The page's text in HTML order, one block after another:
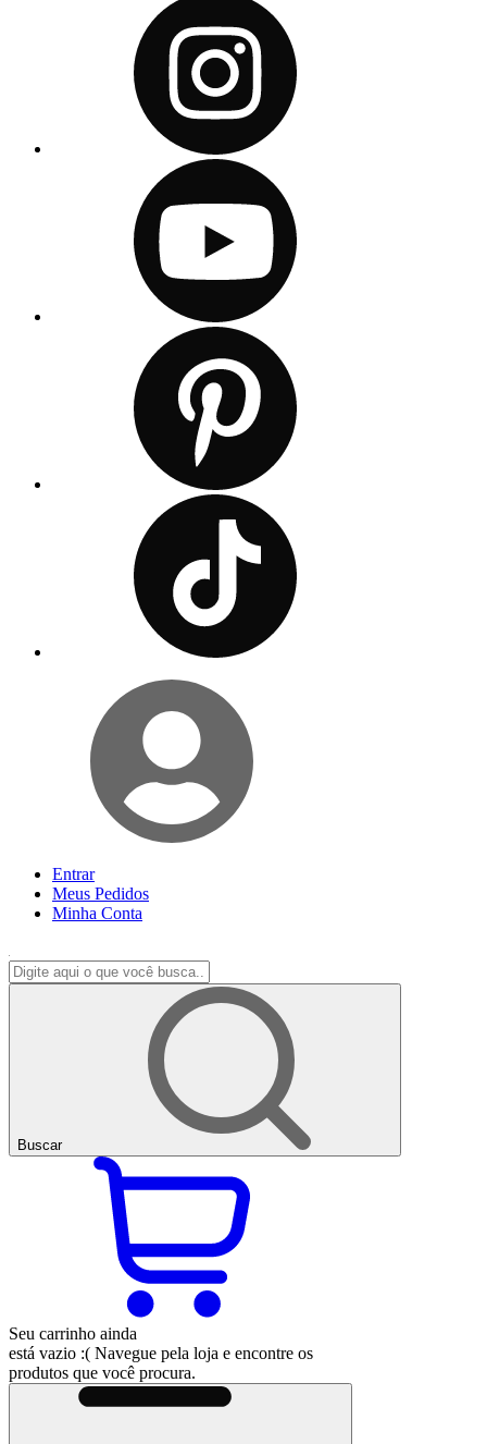
Entrar
Meus Pedidos
Minha Conta
Buscar
Seu carrinho ainda
está vazio :( Navegue pela loja e encontre os
produtos que você procura.